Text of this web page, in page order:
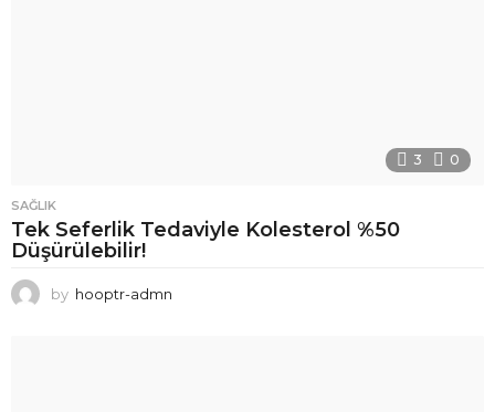
3 0
SAĞLIK
Tek Seferlik Tedaviyle Kolesterol %50
Düşürülebilir!
by hooptr-admn